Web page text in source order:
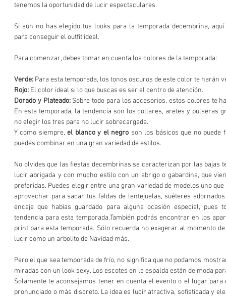
tenemos la oportunidad de lucir espectaculares.
Si aún no has elegido tus looks para la temporada decembrina,
para conseguir el outfit ideal.
Para comenzar, debes tomar en cuenta los colores de la temporada:
Verde: Para esta temporada, los tonos oscuros de este color te harán
Rojo: El color ideal si lo que buscas es ser el centro de atención.
Dorado y Plateado: Sobre todo para los accesorios, estos colores te
En esta temporada, la tendencia son los collares, aretes y pulseras
no elegir los tres para no lucir sobrecargada.
Y como siempre, el blanco y el negro son los básicos que no puede
puedes combinar en una gran variedad de estilos.
No olvides que las fiestas decembrinas se caracterizan por las bajas
lucir abrigada y con mucho estilo con un abrigo o gabardina, que
preferidas. Puedes elegir entre una gran variedad de modelos uno que
aprovechar para sacar tus faldas de lentejuelas, suéteres
encaje que habías guardado para alguna ocasión especial, pues
tendencia para esta temporada.También podrás encontrar en los
print para esta temporada. Sólo recuerda no exagerar al momento
lucir como un arbolito de Navidad más.
Pero el que sea temporada de frío, no significa que no podamos
miradas con un look sexy. Los escotes en la espalda están de moda
Solamente te aconsejamos tener en cuenta el evento o el lugar
pronunciado o más discreto. La idea es lucir atractiva, sofisticada y